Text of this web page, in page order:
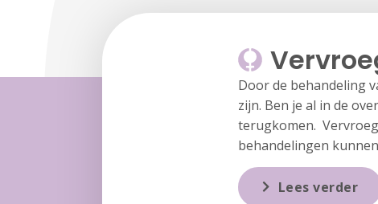
Door de behandeling
zijn. Ben je al in de
terugkomen.
behandelingen
Lees verder